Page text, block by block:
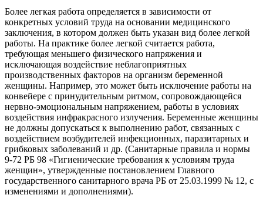
Более легкая работа определяется в зависимости от
конкретных условий труда на основании медицинского
заключения, в котором должен быть указан вид более легкой
работы. На практике более легкой считается работа,
требующая меньшего физического напряжения и
исключающая воздействие неблагоприятных
производственных факторов на организм беременной
женщины. Например, это может быть исключение работы на
конвейере с принудительным ритмом, сопровождающейся
нервно-эмоциональным напряжением, работы в условиях
воздействия инфракрасного излучения. Беременные женщины
не должны допускаться к выполнению работ, связанных с
воздействием возбудителей инфекционных, паразитарных и
грибковых заболеваний и др. (Санитарные правила и нормы
9-72 РБ 98 «Гигиенические требования к условиям труда
женщин», утвержденные постановлением Главного
государственного санитарного врача РБ от 25.03.1999 № 12, с
изменениями и дополнениями).